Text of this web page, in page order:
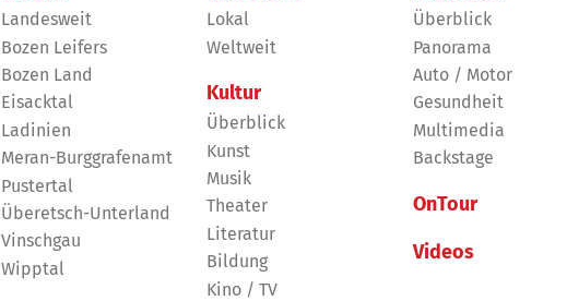
Landesweit
Bozen Leifers
Bozen Land
Eisacktal
Ladinien
Meran-Burggrafenamt
Pustertal
Überetsch-Unterland
Vinschgau
Wipptal
Lokal
Weltweit
Kultur
Überblick
Kunst
Musik
Theater
Literatur
Bildung
Kino / TV
Überblick
Panorama
Auto / Motor
Gesundheit
Multimedia
Backstage
OnTour
Videos